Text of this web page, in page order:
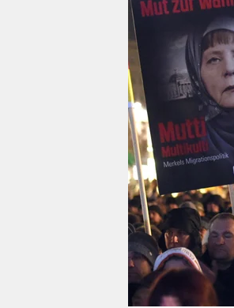
berlin
wahrheit
verlag
verlag
veranstaltungen
shop
fragen & hilfe
unterstützen
abo